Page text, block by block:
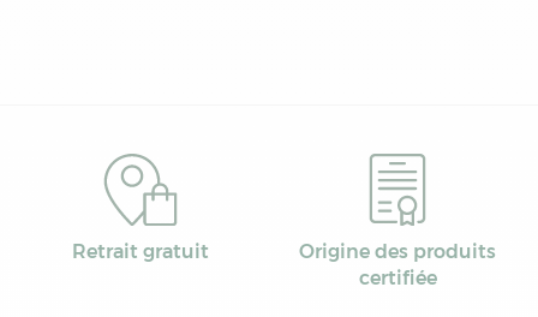
Retrait gratuit
Origine des produits
certifiée